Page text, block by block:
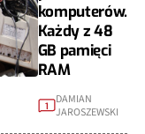
komputerów.
Każdy z 48
GB pamięci
RAM
1
DAMIAN
JAROSZEWSKI